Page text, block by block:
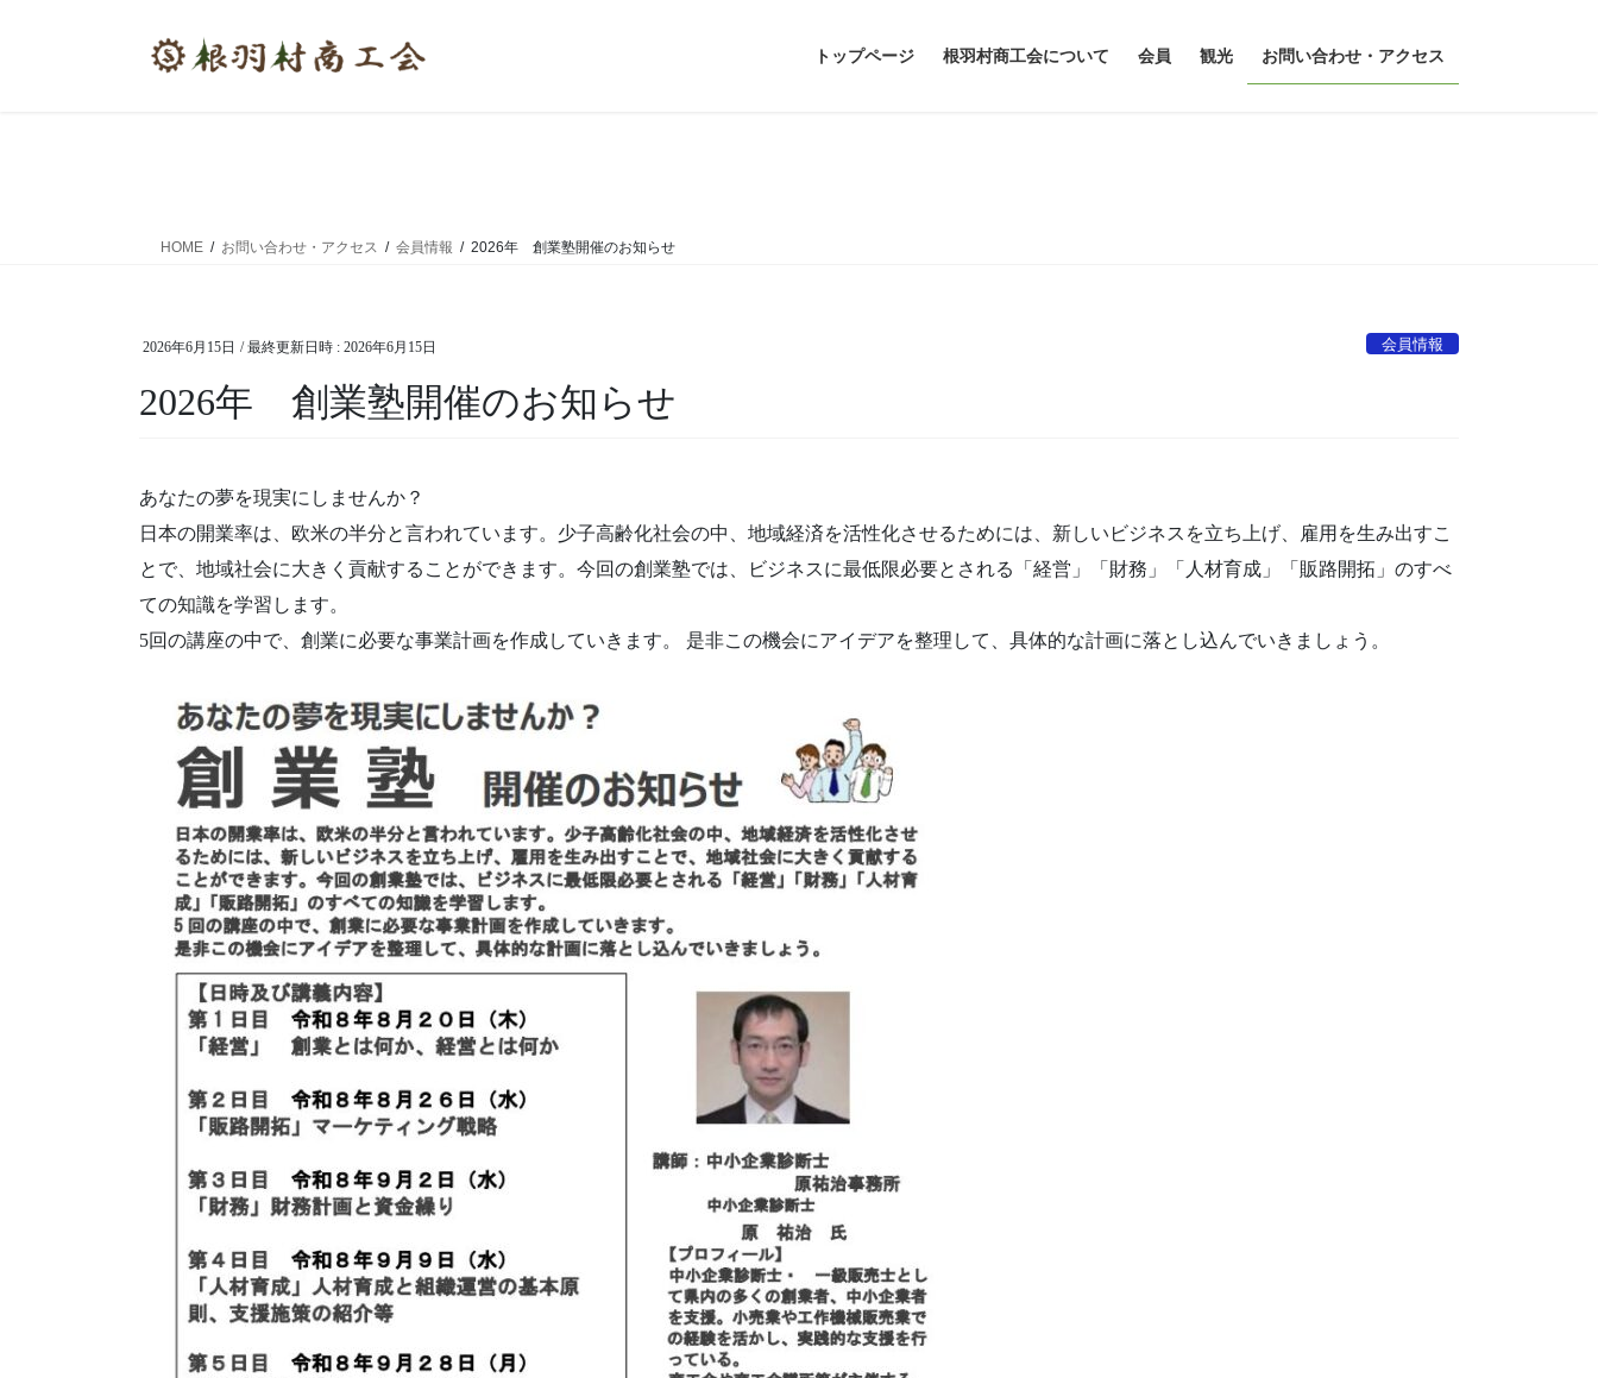
トップページ 根羽村商工会について 会員 観光 お問い合わせ・アクセス
HOME お問い合わせ・アクセス 会員情報 2026年 創業塾開催のお知らせ
2026年6月15日 / 最終更新日時 : 2026年6月15日 会員情報
2026年 創業塾開催のお知らせ
あなたの夢を現実にしませんか？
日本の開業率は、欧米の半分と言われています。少子高齢化社会の中、地域経済を活性化させるためには、新しいビジネスを立ち上げ、雇用を生み出すこ
とで、地域社会に大きく貢献することができます。今回の創業塾では、ビジネスに最低限必要とされる「経営」「財務」「人材育成」「販路開拓」のすべ
ての知識を学習します。
5回の講座の中で、創業に必要な事業計画を作成していきます。 是非この機会にアイデアを整理して、具体的な計画に落とし込んでいきましょう。